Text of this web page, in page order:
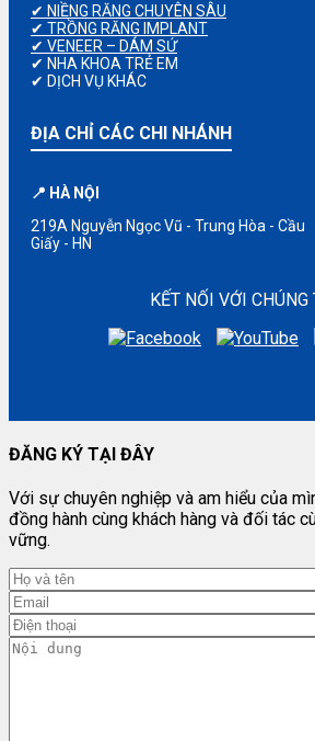
✔ NIỀNG RĂNG CHUYÊN SÂU
✔ TRỒNG RĂNG IMPLANT
✔ VENEER – DÁM SỨ
✔ NHA KHOA TRẺ EM
✔ DỊCH VỤ KHÁC
ĐỊA CHỈ CÁC CHI NHÁNH
📍 HÀ NỘI
219A Nguyễn Ngọc Vũ - Trung Hòa - Cầu
Giấy - HN
KẾT NỐI VỚI CHÚNG
ĐĂNG KÝ TẠI ĐÂY
Với sự chuyên nghiệp và am hiểu của
đồng hành cùng khách hàng và đối tác
vững.